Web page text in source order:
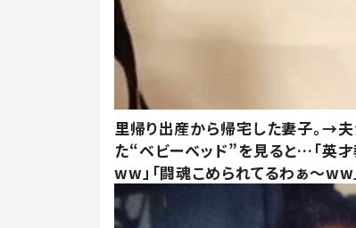
里帰り出産から帰宅した妻子。→
た“ベビーベッド”を見ると…「英
ww」「闘魂こめられてるわぁ～ww